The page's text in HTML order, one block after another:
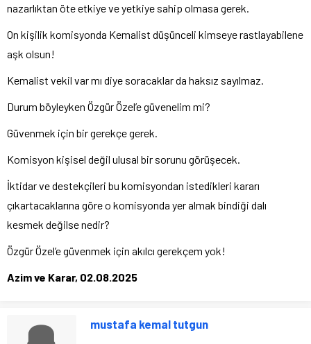
nazarlıktan öte etkiye ve yetkiye sahip olmasa gerek.
On kişilik komisyonda Kemalist düşünceli kimseye rastlayabilene
aşk olsun!
Kemalist vekil var mı diye soracaklar da haksız sayılmaz.
Durum böyleyken Özgür Özel’e güvenelim mi?
Güvenmek için bir gerekçe gerek.
Komisyon kişisel değil ulusal bir sorunu görüşecek.
İktidar ve destekçileri bu komisyondan istedikleri kararı
çıkartacaklarına göre o komisyonda yer almak bindiği dalı
kesmek değilse nedir?
Özgür Özel’e güvenmek için akılcı gerekçem yok!
Azim ve Karar, 02.08.2025
mustafa kemal tutgun